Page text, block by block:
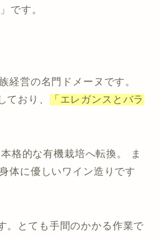
です。
経営の名門ドメーヌです。
おり、
「エレガンスとバラ
格的な有機栽培へ転換。 ま
体に優しいワイン造りです
。とても手間のかかる作業で